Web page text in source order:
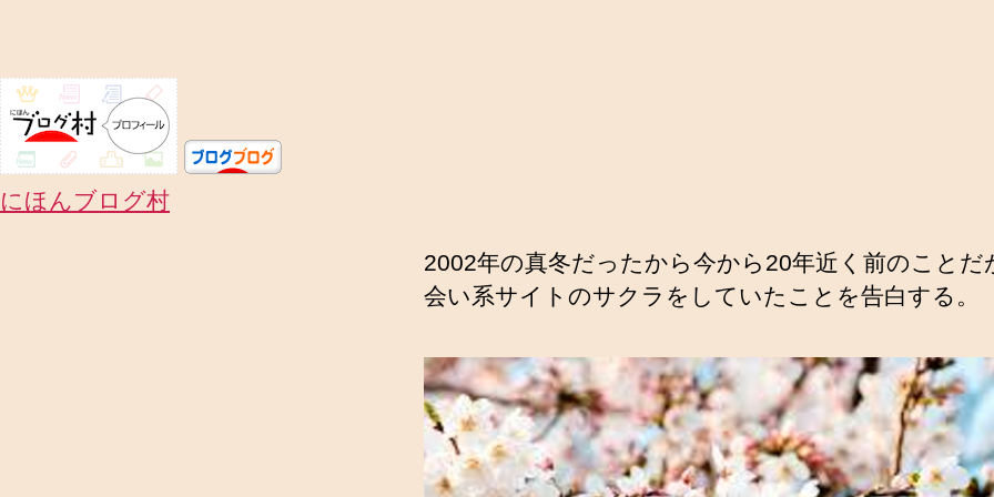
にほんブログ村
2002年の真冬だったから今から20年近く前のことだ
会い系サイトのサクラをしていたことを告白する。